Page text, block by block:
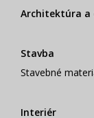
Architektúra a
Stavba
Stavebné
Interiér